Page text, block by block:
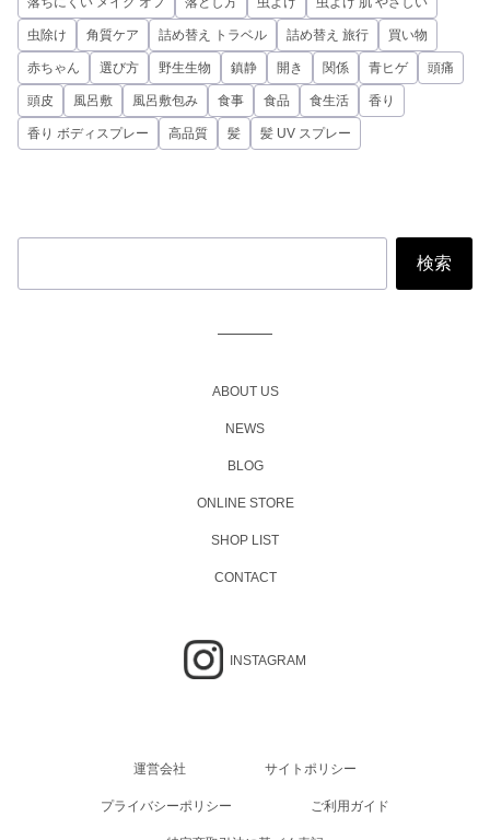
虫除け 角質ケア 詰め替え トラベル 詰め替え 旅行 買い物
赤ちゃん 選び方 野生生物 鎮静 開き 関係 青ヒゲ 頭痛
頭皮 風呂敷 風呂敷包み 食事 食品 食生活 香り
香り ボディスプレー 高品質 髪 髪 UV スプレー
ABOUT US
NEWS
BLOG
ONLINE STORE
SHOP LIST
CONTACT
INSTAGRAM
運営会社 サイトポリシー
プライバシーポリシー ご利用ガイド